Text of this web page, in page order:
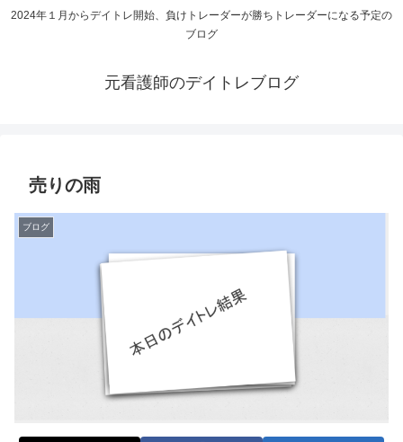
2024年１月からデイトレ開始、負けトレーダーが勝ちトレーダーになる予定の
ブログ
元看護師のデイトレブログ
売りの雨
ブログ